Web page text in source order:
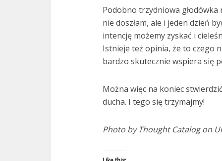
Podobno trzydniowa
nie doszłam, ale i jeden dzień
intencję możemy zyskać i
Istnieje też opinia, że to czego
bardzo skutecznie wspiera się
Można więc na koniec
ducha. I tego się trzymajmy!
Photo by Thought Catalog on